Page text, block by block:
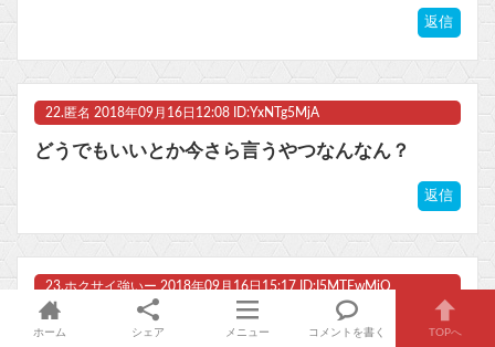
返信
22. 匿名 2018年09月16日12:08 ID:YxNTg5MjA
どうでもいいとか今さら言うやつなんなん？
返信
23.ホクサイ強いー 2018年09月16日15:17 ID:I5MTEwMjQ
正直言ってあんこが苦手な人ってどうすりゃいい
ホーム シェア メニュー コメントを書く TOPへ